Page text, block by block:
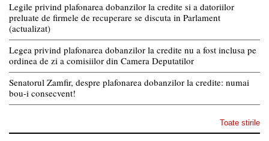
Legile privind plafonarea dobanzilor la credite si a datoriilor
preluate de firmele de recuperare se discuta in Parlament
(actualizat)
Legea privind plafonarea dobanzilor la credite nu a fost inclusa pe
ordinea de zi a comisiilor din Camera Deputatilor
Senatorul Zamfir, despre plafonarea dobanzilor la credite: numai
bou-i consecvent!
Toate stirile